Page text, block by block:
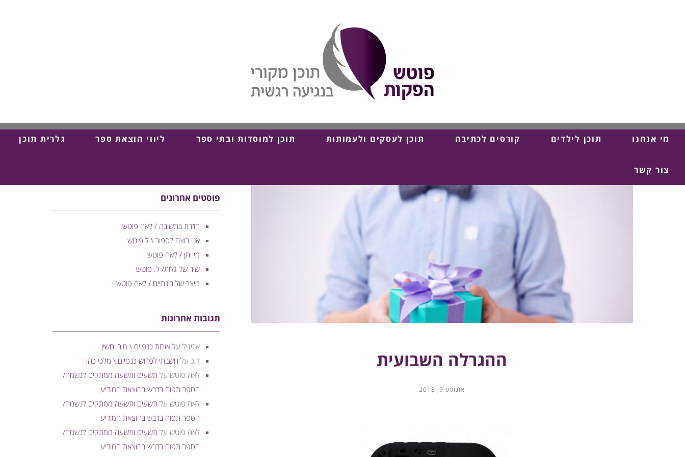
מי אנחנו תוכן לילדים קורסים לכתיבה תוכן לעסקים ולעמותות תוכן למוסדות ובתי ספר ליווי הוצאת ספר גלרית תוכן
צור קשר
ההגרלה השבועית
אוגוסט 9, 2018
פוסטים אחרונים
חוזרת בתשובה / לאה פוטש
אני רוצה לספור \ ל.פוטש
מי יתן / לאה פוטש
שיר של גלות/ ל. פוטש
מיצר של בינתיים / לאה פוטש
תגובות אחרונות
אביגיל על אורזת כנפיים \ מירי חשין
ד.כ על חשבתי לפרוש כנפיים \ מלכי כהן
לאה פוטש על תשעים ותשעה ממתקים לנשמה/
הספר תפוח בדבש בהוצאת המודיע
לאה פוטש על תשעים ותשעה ממתקים לנשמה/
הספר תפוח בדבש בהוצאת המודיע
לאה פוטש על תשעים ותשעה ממתקים לנשמה/
הספר תפוח בדבש בהוצאת המודיע